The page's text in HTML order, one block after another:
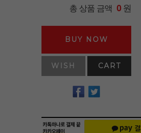
총 상품 금액 0원
BUY NOW
WISH CART